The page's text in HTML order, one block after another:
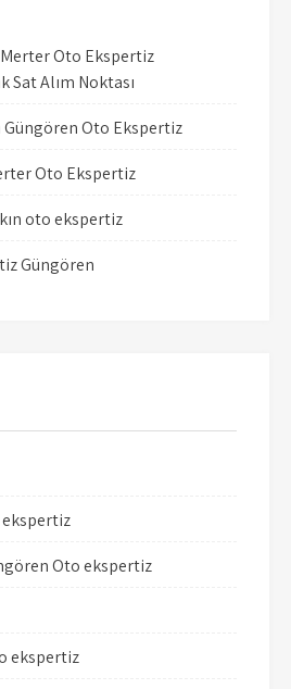
Oto Ekspertiz
Sat Alım Noktası
Oto Ekspertiz
Oto Ekspertiz
oto ekspertiz
Güngören
Oto ekspertiz
ekspertiz